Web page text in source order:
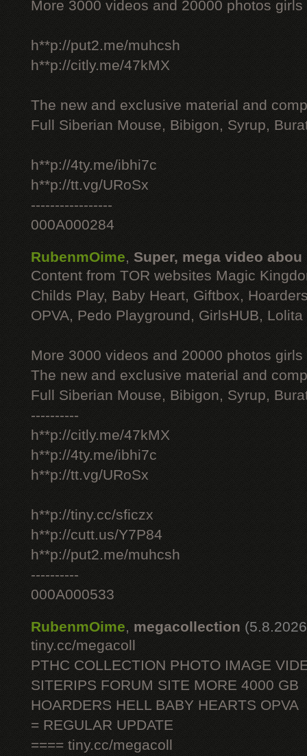
More 3000 videos and 20000 photos
h**p://put2.me/muhcsh
h**p://citly.me/47kMX
The new and exclusive material and
Full Siberian Mouse, Bibigon, Syrup,
h**p://4ty.me/ibhi7c
h**p://tt.vg/URoSx
-----------------
000A000284
RubenmOime, Super, mega video abou
Content from TOR websites Magic
Childs Play, Baby Heart, Giftbox,
OPVA, Pedo Playground, GirlsHUB, Lolita
More 3000 videos and 20000 photos
The new and exclusive material and
Full Siberian Mouse, Bibigon, Syrup,
----------
h**p://citly.me/47kMX
h**p://4ty.me/ibhi7c
h**p://tt.vg/URoSx
h**p://tiny.cc/sficzx
h**p://cutt.us/Y7P84
h**p://put2.me/muhcsh
----------
000A000533
RubenmOime, megacollection
tiny.cc/megacoll
PTHC COLLECTION PHOTO IMAGE
SITERIPS FORUM SITE MORE 4000 GB
HOARDERS HELL BABY HEARTS OPVA
= REGULAR UPDATE
==== tiny.cc/megacoll